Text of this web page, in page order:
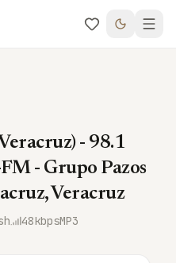
- 98.1
- Grupo Pazos
Veracruz
48kbpsMP3